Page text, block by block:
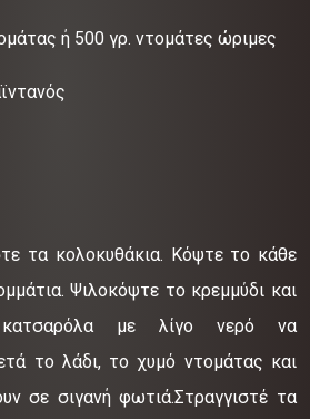
ή 500 γρ. ντομάτες ώριμες
τα κολοκυθάκια. Κόψτε το κάθε
Ψιλοκόψτε το κρεμμύδι και
με λίγο νερό να
το λάδι, το χυμό ντομάτας και
σε σιγανή φωτιά.Στραγγιστέ τα